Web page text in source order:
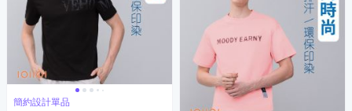
簡約設計單品